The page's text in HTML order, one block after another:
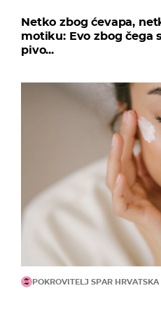
Netko zbog ćevapa,
motiku: Evo zbog čega
pivo...
POKROVITELJ SPAR HRVATSKA